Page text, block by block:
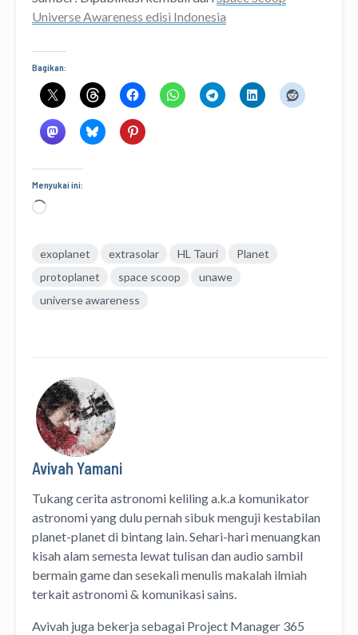
Universe Awareness edisi Indonesia
Bagikan:
Menyukai ini:
Memuat...
exoplanet extrasolar HL Tauri
Planet
protoplanet
space scoop
unawe
universe awareness
Avivah Yamani
Tukang cerita astronomi kelilinga.k.a komunikator
astronomiyang dulu pernah sibuk menguji kestabilan
planet-planet di bintang lain. Sehari-hari menuangkan
kisah alam semesta lewattulisandanaudio sambil
bermain game dan sesekali menulis makalah ilmiah
terkait astronomi & komunikasi sains.
Avivah juga bekerja sebagai Project Manager 365